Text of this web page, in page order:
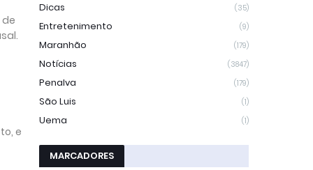
de
e
Dicas (35)
Entretenimento (9)
Maranhão (179)
Notícias (3847)
Penalva (179)
São Luis (1)
Uema (1)
MARCADORES